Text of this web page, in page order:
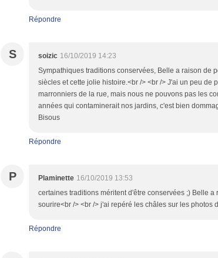
Répondre
S soizic 16/10/2019 14:23
Sympathiques traditions conservées, Belle a raison de
siècles et cette jolie histoire.<br /> <br /> J'ai un peu de
marronniers de la rue, mais nous ne pouvons pas les
années qui contaminerait nos jardins, c'est bien
Bisous
Répondre
P Plaminette 16/10/2019 13:53
certaines traditions méritent d'être conservées ;) Belle
sourire<br /> <br /> j'ai repéré les châles sur les
Répondre